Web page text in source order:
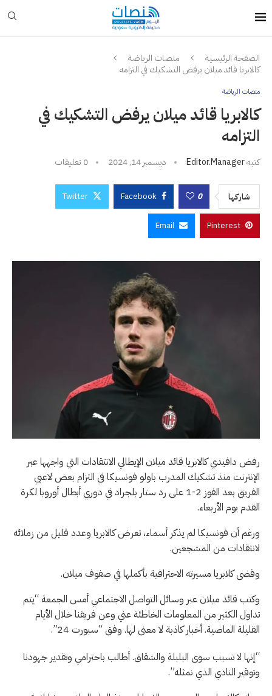
الصفحة الرئيسية
منصات الرياضة
كالابريا قائد ميلان يرفض التشكيك في التزامه
منصات الرياضة
كالابريا قائد ميلان يرفض التشكيك في
التزامه
كتبهEditor.manager ديسمبر 14, 2024 0 تعليقات
شاركها 0
Facebook
Twitter
Pinterest
Email
رفض دافيدي كالابريا قائد ميلان الإيطالي الانتقادات التي واجهها عبر
الإنترنت منذ تشكيك المدرب باولو فونسيكا في التزام بعض لاعبي
الفريق بعد الفوز 2-1 على رد ستار بلجراد في دوري أبطال أوروبا لكرة
القدم يوم الأربعاء.
ورغم أن فونسيكا لم يذكر أسماء، تعرض كالابريا وعدد قليل من زملائه
لانتقادات من المشجعين.
وقضى كلابريا مسيرته الاحترافية بأكملها في صفوف ميلان.
وكتب قائد ميلان عبر وسائل التواصل الاجتماعي أمس الجمعة “يتم
تداول الكثير من المعلومات الخاطئة عني وعن فريقنا خلال الأيام
القليلة الماضية. أخبار كاذبة لا‭‭ ‬‬معنى لها. وفق “سبورت 24”.
“إنها لا تسبب سوى البلبلة والشقاق. أطالب باحترامي وتقدير جهودنا
وتوقير النادي الذي نمثله”.